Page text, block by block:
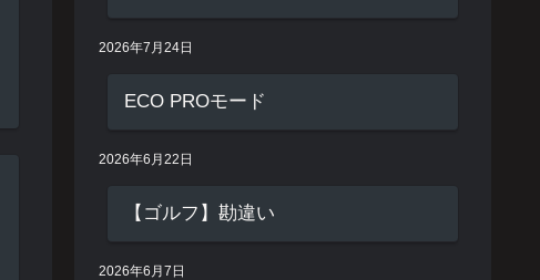
2026年7月24日
ECO PROモード
2026年6月22日
【ゴルフ】勘違い
2026年6月7日